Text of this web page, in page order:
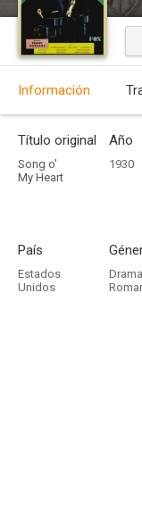
Información
Título original
Song o'
My Heart
Año
1930
País
Estados
Unidos
Drama